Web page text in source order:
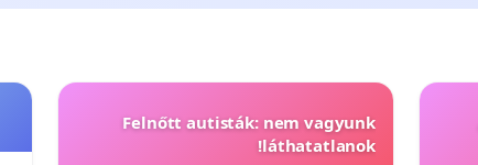
Felnőtt autisták: nem vagyunk
láthatatlanok!